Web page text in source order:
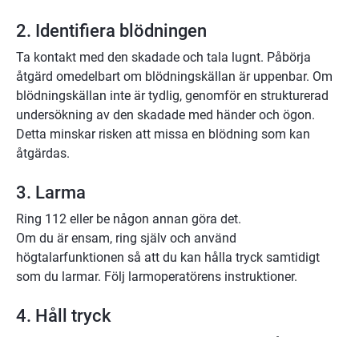
2. Identifiera blödningen
Ta kontakt med den skadade och tala lugnt. Påbörja
åtgärd omedelbart om blödningskällan är uppenbar. Om
blödningskällan inte är tydlig, genomför en strukturerad
undersökning av den skadade med händer och ögon.
Detta minskar risken att missa en blödning som kan
åtgärdas.
3. Larma
Ring 112 eller be någon annan göra det.
Om du är ensam, ring själv och använd
högtalarfunktionen så att du kan hålla tryck samtidigt
som du larmar. Följ larmoperatörens instruktioner.
4. Håll tryck